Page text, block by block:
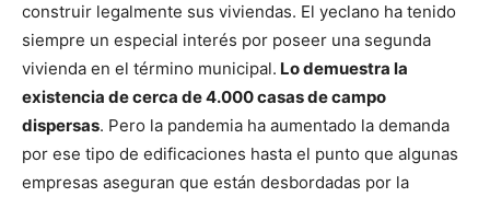
construir legalmente sus viviendas. El yeclano ha tenido
siempre un especial interés por poseer una segunda
vivienda en el término municipal. Lo demuestra la
existencia de cerca de 4.000 casas de campo
dispersas. Pero la pandemia ha aumentado la demanda
por ese tipo de edificaciones hasta el punto que algunas
empresas aseguran que están desbordadas por la